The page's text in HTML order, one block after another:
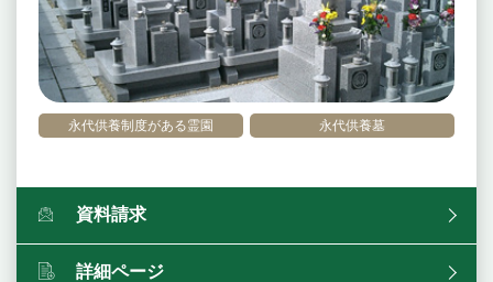
永代供養制度がある霊園 永代供養墓
資料請求
詳細ページ